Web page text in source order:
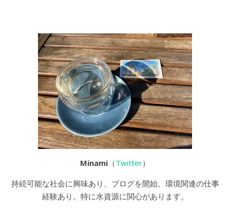
Minami （Twitter）
持続可能な社会に興味あり、ブログを開始。環境関連の仕事
経験あり。特に水資源に関心があります。